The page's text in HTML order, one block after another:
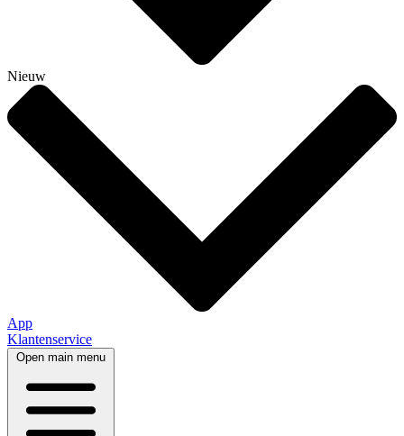
Nieuw
App
Klantenservice
Open main menu